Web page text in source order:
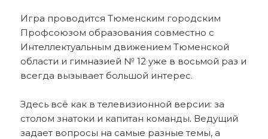
Игра проводится Тюменским городским
Профсоюзом образования совместно с
Интеллектуальным движением Тюменской
области и гимназией № 12 уже в восьмой раз и
всегда вызывает большой интерес.
Здесь всё как в телевизионной версии: за
столом знатоки и капитан команды. Ведущий
задает вопросы на самые разные темы, а